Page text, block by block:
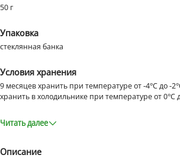
50 г
Упаковка
стеклянная банка
Условия хранения
9 месяцев хранить при температуре от -4°C до -
хранить в холодильнике при температуре от 0°C
Читать далее
Описание